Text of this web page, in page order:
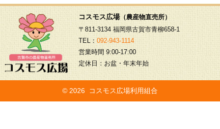
コスモス広場（農産物直売所）
〒811-3134 福岡県古賀市青柳658-1
TEL： 092-943-1114
営業時間 9:00-17:00
定休日：お盆・年末年始
© 2026 コスモス広場利用組合